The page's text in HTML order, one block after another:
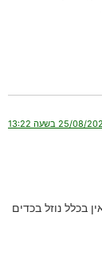
2024 בשעה 13:22
בכלל נוזל בכדים